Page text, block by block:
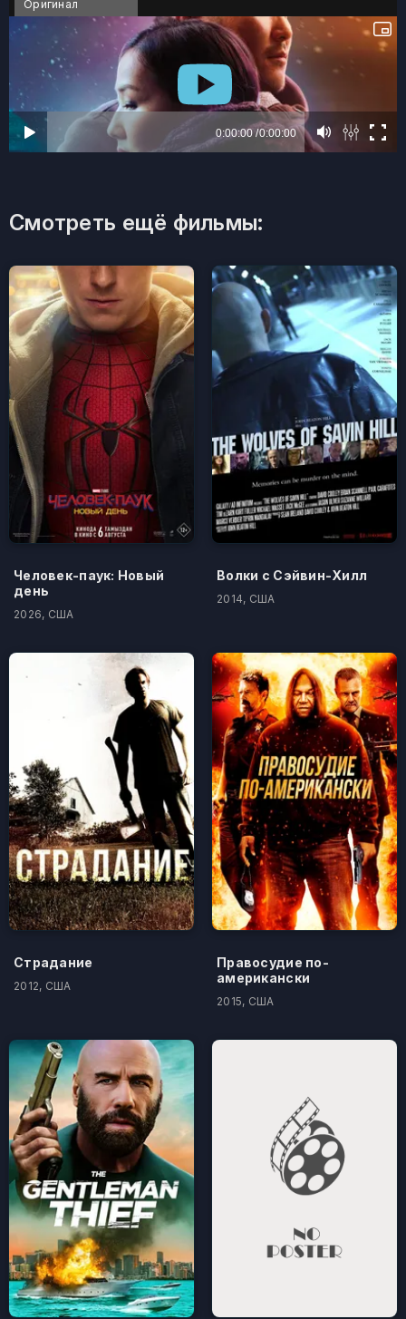
Оригинал
Смотреть ещё фильмы:
Человек-паук: Новый
день
2026, США
Волки с Сэйвин-Хилл
2014, США
Страдание
2012, США
Правосудие по-
американски
2015, США